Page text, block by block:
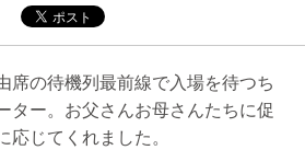
席の待機列最前線で入場を待つち
ター。お父さんお母さんたちに促
じてくれました。